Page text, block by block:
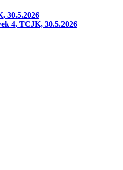
30.5.2026
4, TCJK, 30.5.2026